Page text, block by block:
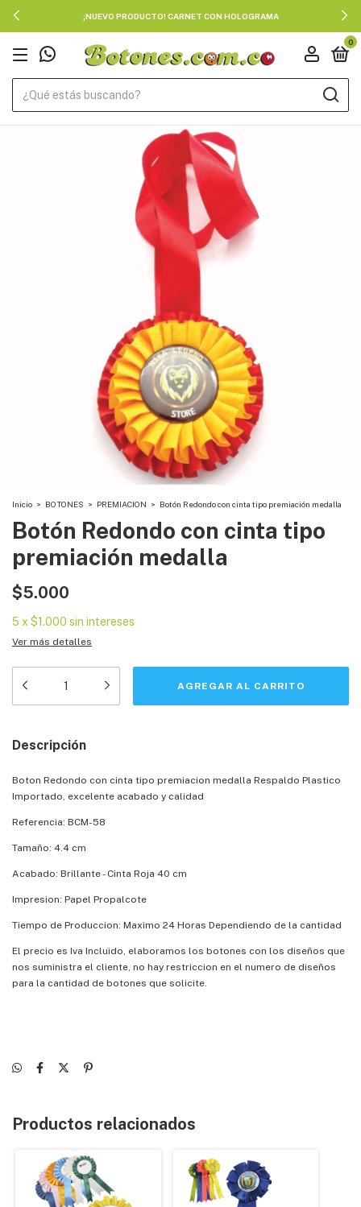
¡NUEVO PRODUCTO! CARNET CON HOLOGRAMA
0
Inicio > BOTONES > PREMIACION > Botón Redondo con cinta tipo premiación medalla
Botón Redondo con cinta tipo
premiación medalla
$5.000
5 x $1.000 sin intereses
Ver más detalles
Descripción
Boton Redondo con cinta tipo premiacion medalla Respaldo Plastico
Importado, excelente acabado y calidad
Referencia: BCM-58
Tamaño: 4.4 cm
Acabado: Brillante - Cinta Roja 40 cm
Impresion: Papel Propalcote
Tiempo de Produccion: Maximo 24 Horas Dependiendo de la cantidad
El precio es Iva Incluido, elaboramos los botones con los diseños que
nos suministra el cliente, no hay restriccion en el numero de diseños
para la cantidad de botones que solicite.
Productos relacionados